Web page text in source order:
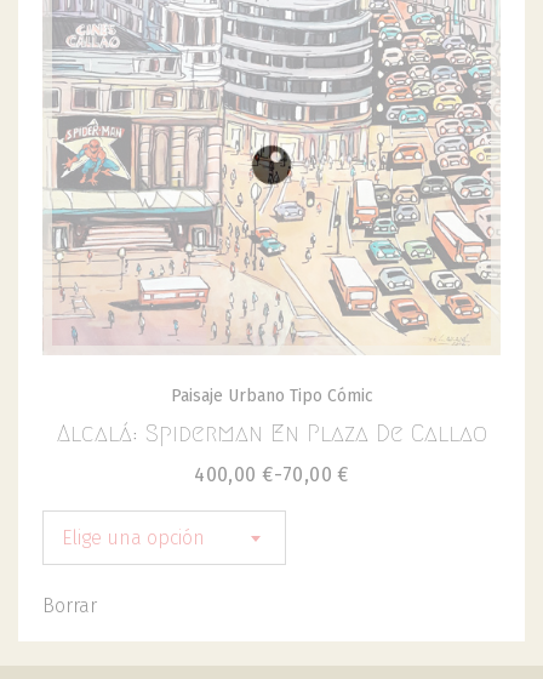
Paisaje Urbano Tipo Cómic
Alcalá: Spiderman En Plaza De Callao
70,00 €
-
400,00 €
Elige una opción
Borrar